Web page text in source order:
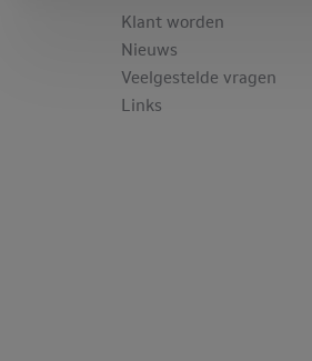
Klant worden
Nieuws
Veelgestelde vragen
Links